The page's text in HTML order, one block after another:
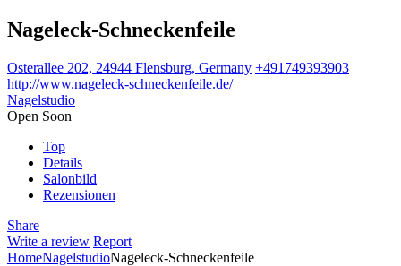
Nageleck-Schneckenfeile
Osterallee 202, 24944 Flensburg, Germany +491749393903
http://www.nageleck-schneckenfeile.de/
Nagelstudio
Open Soon
Top
Details
Salonbild
Rezensionen
Share
Write a review Report
HomeNagelstudioNageleck-Schneckenfeile